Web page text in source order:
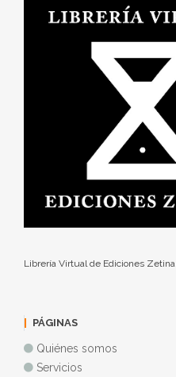
Librería Virtual de Ediciones Zetina
PÁGINAS
Quiénes somos
Servicios